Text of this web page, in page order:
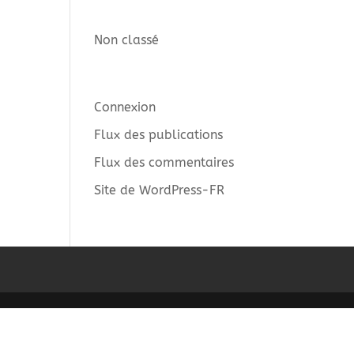
Non classé
Connexion
Flux des publications
Flux des commentaires
Site de WordPress-FR